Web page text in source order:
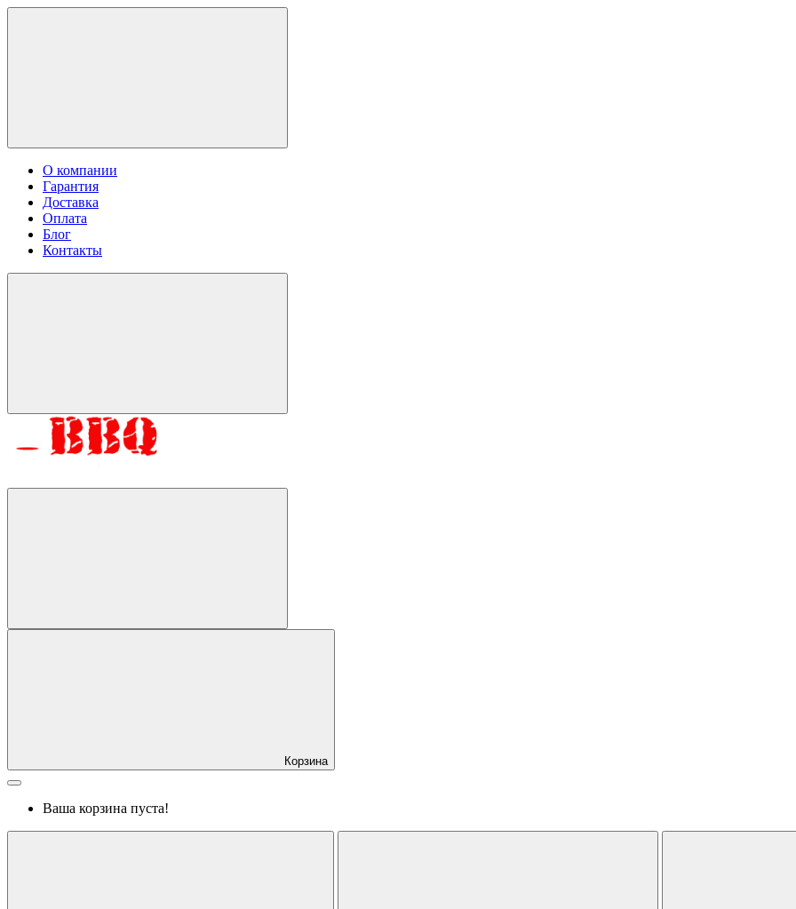
О компании
Гарантия
Доставка
Оплата
Блог
Контакты
Корзина
Ваша корзина пуста!